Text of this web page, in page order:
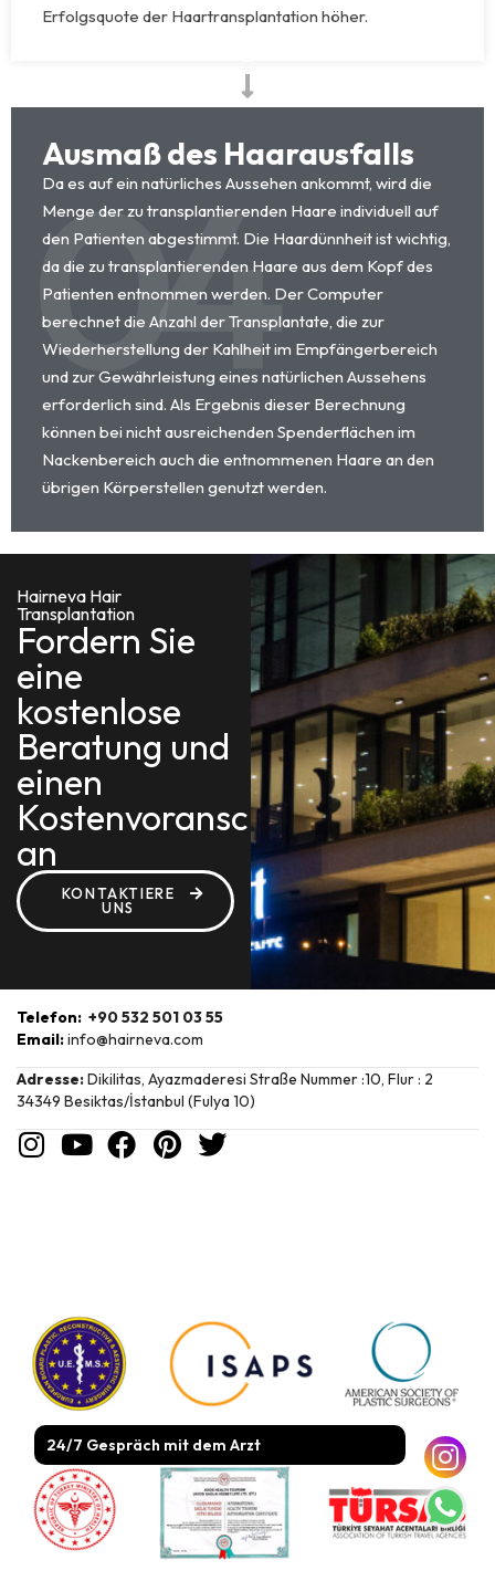
Erfolgsquote der Haartransplantation höher.
Ausmaß des Haarausfalls
Da es auf ein natürliches Aussehen ankommt, wird die
Menge der zu transplantierenden Haare individuell auf
den Patienten abgestimmt. Die Haardünnheit ist wichtig,
da die zu transplantierenden Haare aus dem Kopf des
Patienten entnommen werden. Der Computer
berechnet die Anzahl der Transplantate, die zur
Wiederherstellung der Kahlheit im Empfängerbereich
und zur Gewährleistung eines natürlichen Aussehens
erforderlich sind. Als Ergebnis dieser Berechnung
können bei nicht ausreichenden Spenderflächen im
Nackenbereich auch die entnommenen Haare an den
übrigen Körperstellen genutzt werden.
04
Hairneva Hair
Transplantation
Fordern Sie
eine
kostenlose
Beratung und
einen
Kostenvoranschlag
an
KONTAKTIERE
UNS
Telefon: +90 532 501 03 55
Email:info@hairneva.com
Adresse:Dikilitas, Ayazmaderesi Straße Nummer :10, Flur : 2
34349 Besiktas/İstanbul (Fulya 10)
24/7 Gespräch mit dem Arzt